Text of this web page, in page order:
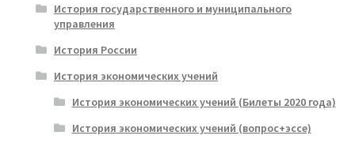
История государственного и муниципального
управления
История России
История экономических учений
История экономических учений (Билеты 2020 года)
История экономических учений (вопрос+эссе)